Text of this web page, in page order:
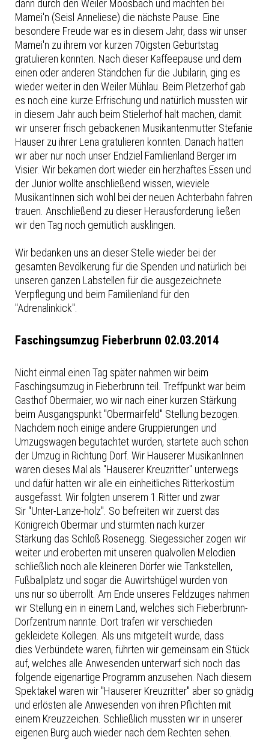
dann durch den Weiler Moosbach und machten bei
Mamei'n (Seisl Anneliese) die nächste Pause. Eine
besondere Freude war es in diesem Jahr, dass wir unser
Mamei'n zu ihrem vor kurzen 70igsten Geburtstag
gratulieren konnten. Nach dieser Kaffeepause und dem
einen oder anderen Ständchen für die Jubilarin, ging es
wieder weiter in den Weiler Mühlau. Beim Pletzerhof gab
es noch eine kurze Erfrischung und natürlich mussten wir
in diesem Jahr auch beim Stielerhof halt machen, damit
wir unserer frisch gebackenen Musikantenmutter Stefanie
Hauser zu ihrer Lena gratulieren konnten. Danach hatten
wir aber nur noch unser Endziel Familienland Berger im
Visier. Wir bekamen dort wieder ein herzhaftes Essen und
der Junior wollte anschließend wissen, wieviele
MusikantInnen sich wohl bei der neuen Achterbahn fahren
trauen. Anschließend zu dieser Herausforderung ließen
wir den Tag noch gemütlich ausklingen.
Wir bedanken uns an dieser Stelle wieder bei der
gesamten Bevölkerung für die Spenden und natürlich bei
unseren ganzen Labstellen für die ausgezeichnete
Verpflegung und beim Familienland für den
"Adrenalinkick".
Faschingsumzug Fieberbrunn 02.03.2014
Nicht einmal einen Tag später nahmen wir beim
Faschingsumzug in Fieberbrunn teil. Treffpunkt war beim
Gasthof Obermaier, wo wir nach einer kurzen Stärkung
beim Ausgangspunkt "Obermairfeld" Stellung bezogen.
Nachdem noch einige andere Gruppierungen und
Umzugswagen begutachtet wurden, startete auch schon
der Umzug in Richtung Dorf. Wir Hauserer MusikanInnen
waren dieses Mal als "Hauserer Kreuzritter" unterwegs
und dafür hatten wir alle ein einheitliches Ritterkostüm
ausgefasst. Wir folgten unserem 1.Ritter und zwar
Sir "Unter-Lanze-holz". So befreiten wir zuerst das
Königreich Obermair und stürmten nach kurzer
Stärkung das Schloß Rosenegg. Siegessicher zogen wir
weiter und eroberten mit unseren qualvollen Melodien
schließlich noch alle kleineren Dörfer wie Tankstellen,
Fußballplatz und sogar die Auwirtshügel wurden von
uns nur so überrollt. Am Ende unseres Feldzuges nahmen
wir Stellung ein in einem Land, welches sich Fieberbrunn-
Dorfzentrum nannte. Dort trafen wir verschieden
gekleidete Kollegen. Als uns mitgeteilt wurde, dass
dies Verbündete waren, führten wir gemeinsam ein Stück
auf, welches alle Anwesenden unterwarf sich noch das
folgende eigenartige Programm anzusehen. Nach diesem
Spektakel waren wir "Hauserer Kreuzritter" aber so gnädig
und erlösten alle Anwesenden von ihren Pflichten mit
einem Kreuzzeichen. Schließlich mussten wir in unserer
eigenen Burg auch wieder nach dem Rechten sehen.